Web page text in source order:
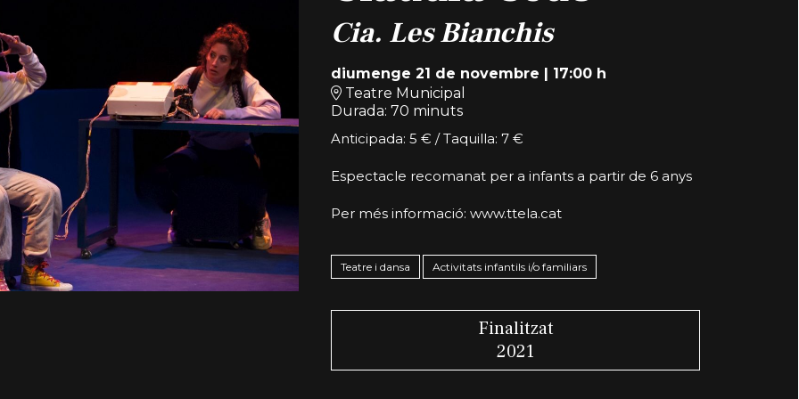
Cia. Les Bianchis
diumenge 21 de novembre
17:00 h
Teatre Municipal
Durada: 70 minuts
Anticipada: 5 € / Taquilla: 7 €
Espectacle recomanat per a infants a partir de 6 anys
Per més informació: www.ttela.cat
Teatre i dansa Activitats infantils i/o familiars
Finalitzat
2021